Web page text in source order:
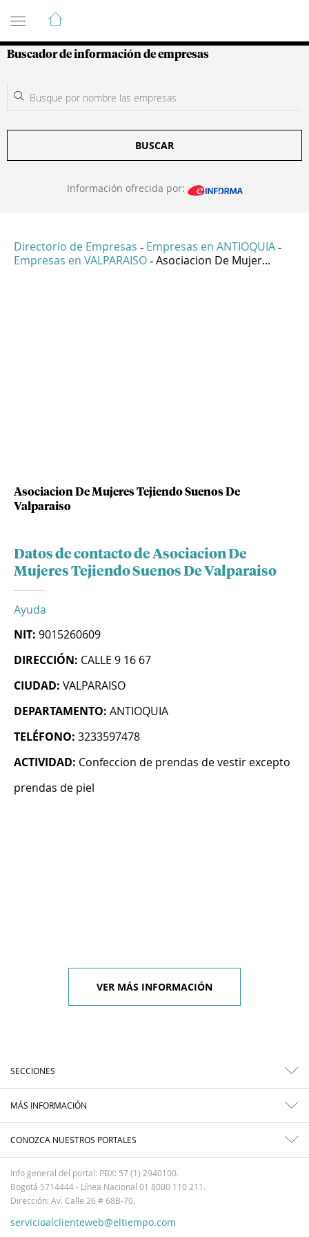
Guía de Empresas Colombianas
Buscador de información de empresas
BUSCAR
Información ofrecida por:
Directorio de Empresas - Empresas en ANTIOQUIA -
Empresas en VALPARAISO - Asociacion De Mujer...
Asociacion De Mujeres Tejiendo Suenos De
Valparaiso
Datos de contacto de Asociacion De
Mujeres Tejiendo Suenos De Valparaiso
Ayuda
NIT: 9015260609
DIRECCIÓN: CALLE 9 16 67
CIUDAD: VALPARAISO
DEPARTAMENTO: ANTIOQUIA
TELÉFONO: 3233597478
ACTIVIDAD: Confeccion de prendas de vestir excepto
prendas de piel
VER MÁS INFORMACIÓN
SECCIONES
MÁS INFORMACIÓN
CONOZCA NUESTROS PORTALES
Info general del portal: PBX: 57 (1) 2940100.
Bogotá 5714444 - Línea Nacional 01 8000 110 211.
Dirección: Av. Calle 26 # 68B-70.
servicioalclienteweb@eltiempo.com